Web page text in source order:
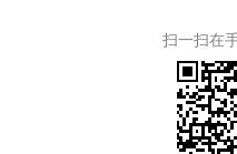
扫一扫在